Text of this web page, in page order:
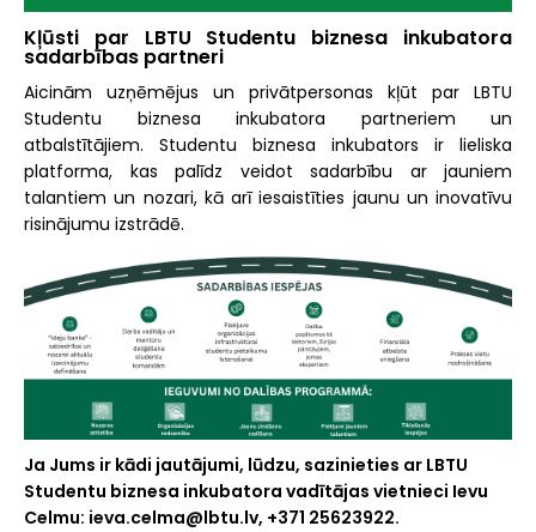
Kļūsti par LBTU Studentu biznesa inkubatora
sadarbības partneri
Aicinām uzņēmējus un privātpersonas kļūt par LBTU
Studentu biznesa inkubatora partneriem un
atbalstītājiem. Studentu biznesa inkubators ir lieliska
platforma, kas palīdz veidot sadarbību ar jauniem
talantiem un nozari, kā arī iesaistīties jaunu un inovatīvu
risinājumu izstrādē.
Ja Jums ir kādi jautājumi, lūdzu, sazinieties ar LBTU
Studentu biznesa inkubatora vadītājas vietnieci Ievu
Celmu: ieva.celma@lbtu.lv, +371 25623922.